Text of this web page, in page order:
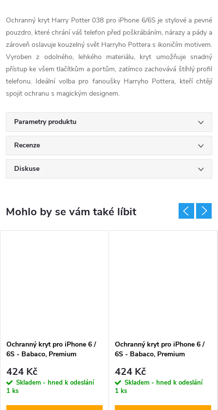
Ochranný kryt Harry Potter 038 pro iPhone 6/6S je stylové a pevné
pouzdro, které chrání váš telefon před poškrábáním, nárazy a pády a
zároveň oslavuje kouzelný svět Harryho Pottera s ikoničím motivem.
Vyroben z odolného, lehkého materiálu, kryt umožňuje snadný
přístup ke všem tlačítkům a portům, zatímco zachovává štíhlý profil
telefonu. Ideální volba pro fanoušky Harryho Pottera, kteří chtějí
spojit ochranu s magickým designem.
Parametry produktu
Recenze
Diskuse
Ochranný kryt pro iPhone 6 /
6S - Babaco, Premium
424 Kč
Skladem - hned k odeslání
1 ks
Ochranný kryt pro iPhone 6 /
6S - Babaco, Premium
424 Kč
Skladem - hned k odeslání
1 ks